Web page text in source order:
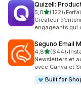
Quizell:
5,0étoile(s) sur 5
(122)
122 avis au total
•
Créateur
engageants qui
Seguno Email
4,8étoile(s) sur 5
(644)
644 avis au total
•
Newsletters et
avec Canva et
Built for